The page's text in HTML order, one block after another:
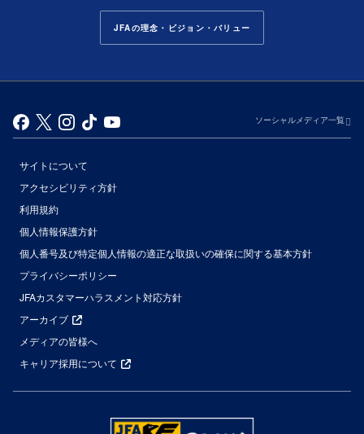
JFAの理念・ビジョン・バリュー
ソーシャルメディア一覧
サイトについて
アクセシビリティ方針
利用規約
個人情報保護方針
個人番号及び特定個人情報の適正な取扱いの確保に関する基本方針
プライバシーポリシー
JFAカスタマーハラスメント対応方針
アーカイブ
メディアの皆様へ
キャリア採用について